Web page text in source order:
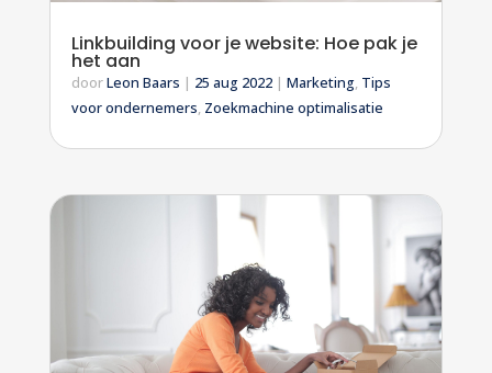
Linkbuilding voor je website: Hoe pak je
het aan
doorLeon Baars | 25 aug 2022| Marketing, Tips
voor ondernemers, Zoekmachine optimalisatie